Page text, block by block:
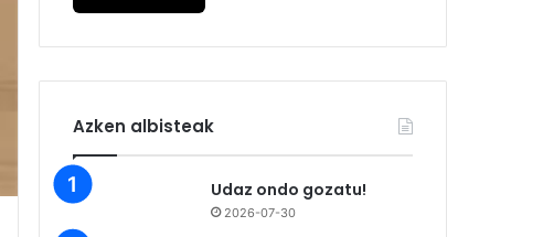
Azken albisteak
Udaz ondo gozatu!
2026-07-30